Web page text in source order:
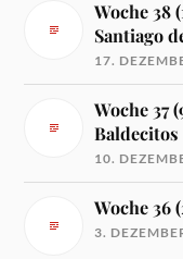
Woche 38
Santiago
17.
Woche 37
Baldecitos
10.
Woche 36
3.